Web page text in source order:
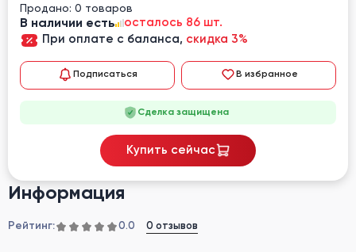
Информация
Рейтинг: 0.0 0 отзывов
Продано: 0 товаров
В наличии есть
осталось 86 шт.
При оплате с баланса, скидка 3%
Подписаться В избранное
Сделка защищена
Купить сейчас